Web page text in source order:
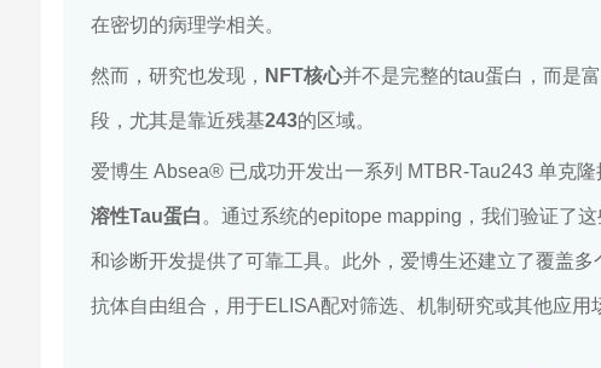
在密切的病理学相关。
然而，研究也发现， NFT核心并不是完整的tau蛋白，而是
段，尤其是靠近残基243的区域。
爱博生 Absea® 已成功开发出一系列 MTBR-Tau243 单克
溶性Tau蛋白 。通过系统的epitope mapping，我们验证了
和诊断开发提供了可靠工具。此外，爱博生还建立了覆盖多
抗体自由组合，用于ELISA配对筛选、机制研究或其他应用